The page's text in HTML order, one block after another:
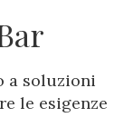
a soluzioni
le esigenze